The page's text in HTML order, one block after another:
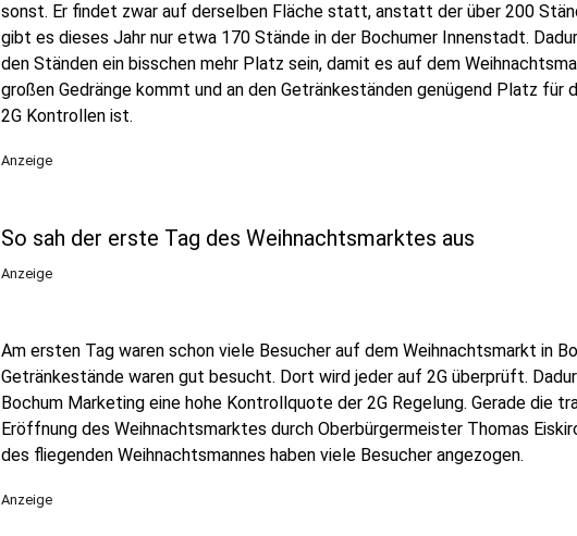
sonst. Er findet zwar auf derselben Fläche statt, anstatt der über 200
gibt es dieses Jahr nur etwa 170 Stände in der Bochumer Innenstadt.
den Ständen ein bisschen mehr Platz sein, damit es auf dem
großen Gedränge kommt und an den Getränkeständen genügend Platz für
2G Kontrollen ist.
Anzeige
So sah der erste Tag des Weihnachtsmarktes aus
Anzeige
Am ersten Tag waren schon viele Besucher auf dem Weihnachtsmarkt in
Getränkestände waren gut besucht. Dort wird jeder auf 2G überprüft.
Bochum Marketing eine hohe Kontrollquote der 2G Regelung. Gerade die
Eröffnung des Weihnachtsmarktes durch Oberbürgermeister Thomas
des fliegenden Weihnachtsmannes haben viele Besucher angezogen.
Anzeige